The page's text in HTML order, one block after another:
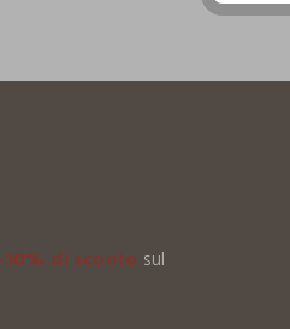
-10% di sconto sul